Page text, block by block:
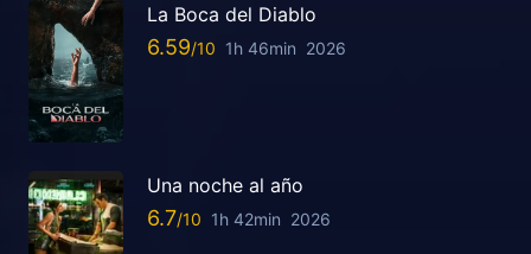
La Boca del Diablo
6.59 1h 46min 2026
Una noche al año
6.7 1h 42min 2026